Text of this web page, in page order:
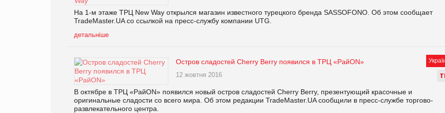
На 1-м этаже ТРЦ New Way открылся магазин известного турецкого бренда SASSOFONO. Об этом сообщает
TradeMaster.UA со ссылкой на пресс-службу компании UTG.
детальніше
Т
Остров сладостей Cherry Berry появился в ТРЦ «РайON»
12 жовтня 2016
В октябре в ТРЦ «РайON» появился новый остров сладостей Cherry Berry, презентующий красочные и
оригинальные сладости со всего мира. Об этом редакции TradeMaster.UA сообщили в пресс-службе торгово-
развлекательного центра.